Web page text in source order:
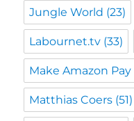
Jungle World (23)
Labournet.tv (33)
Make Amazon Pay
Matthias Coers (51)